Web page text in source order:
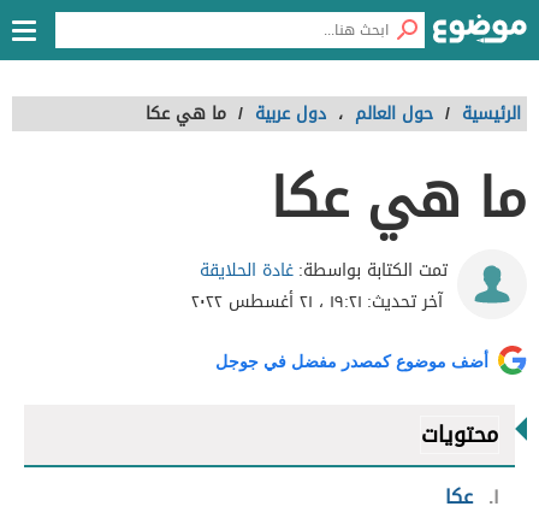
الرئيسية / حول العالم ، دول عربية / ما هي عكا
ما هي عكا
تمت الكتابة بواسطة:غادة الحلايقة
آخر تحديث: ١٩:٢١ ، ٢١ أغسطس ٢٠٢٢
أضف موضوع كمصدر مفضل في جوجل
محتويات
١ عكا